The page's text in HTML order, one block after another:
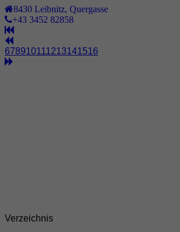
8430 Leibnitz Quergasse
+43 3452 82858
67891011 1213141516
Verzeichnis